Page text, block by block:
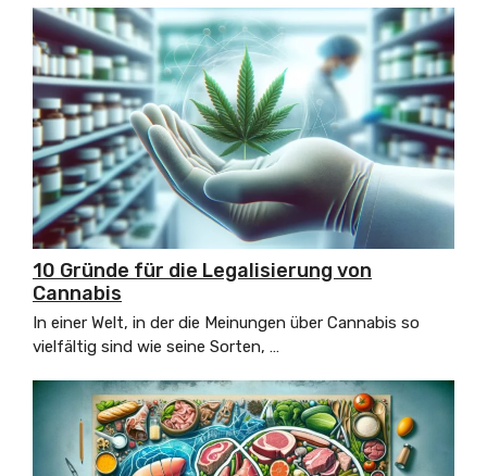
10 Gründe für die Legalisierung von
Cannabis
In einer Welt, in der die Meinungen über Cannabis so
vielfältig sind wie seine Sorten, …